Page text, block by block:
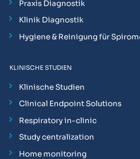
Praxis Diagnostik
Klinik Diagnostik
Hygiene & Reinigung für
KLINISCHE STUDIEN
Klinische Studien
Clinical Endpoint Solutions
Respiratory in-clinic
Study centralization
Home monitoring